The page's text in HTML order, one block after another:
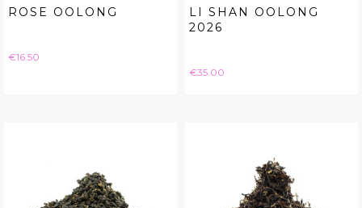
ROSE OOLONG
Price
€16.50
LI SHAN OOLONG
2026
Price
€35.00